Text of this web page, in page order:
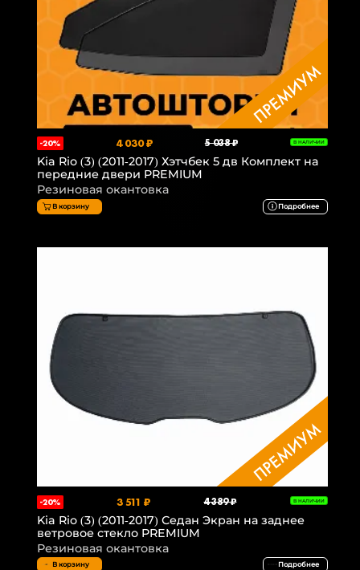
-20% 4 030 ₽ 5 038 ₽ В НАЛИЧИИ
Kia Rio (3) (2011-2017) Хэтчбек 5 дв Комплект на
передние двери PREMIUM
Резиновая окантовка
В корзину Подробнее
-20% 3 511 ₽ 4 389 ₽ В НАЛИЧИИ
Kia Rio (3) (2011-2017) Седан Экран на заднее
ветровое стекло PREMIUM
Резиновая окантовка
В корзину Подробнее